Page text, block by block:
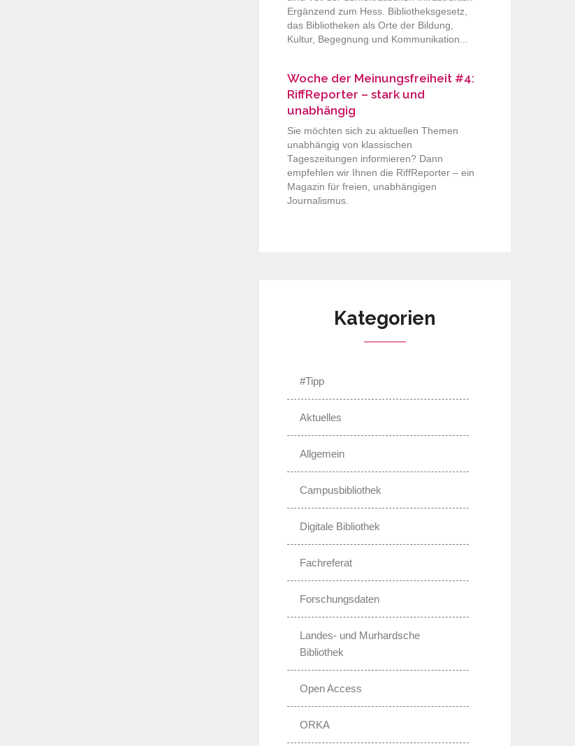
Ergänzend zum Hess. Bibliotheksgesetz,
das Bibliotheken als Orte der Bildung,
Kultur, Begegnung und Kommunikation...
Woche der Meinungsfreiheit #4:
RiffReporter – stark und
unabhängig
Sie möchten sich zu aktuellen Themen
unabhängig von klassischen
Tageszeitungen informieren? Dann
empfehlen wir Ihnen die RiffReporter – ein
Magazin für freien, unabhängigen
Journalismus.
Kategorien
#Tipp
Aktuelles
Allgemein
Campusbibliothek
Digitale Bibliothek
Fachreferat
Forschungsdaten
Landes- und Murhardsche
Bibliothek
Open Access
ORKA